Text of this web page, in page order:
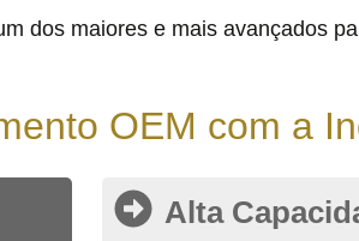
dos maiores e mais avançados
OEM com a
Alta